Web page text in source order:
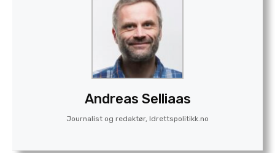
Andreas Selliaas
Journalist og redaktør, Idrettspolitikk.no